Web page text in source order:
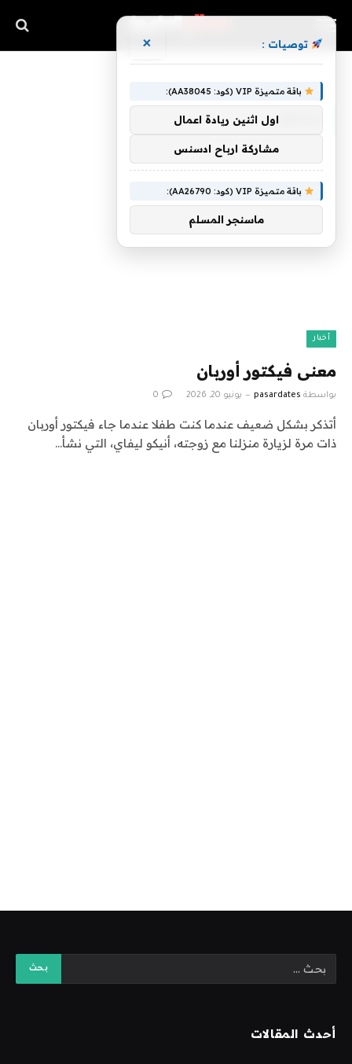
فيكتور
أخبار
معنى فيكتور أوربان
بواسطة pasardates يونيو 20, 2026 0
أتذكر بشكل ضعيف عندما كنت طفلا عندما جاء فيكتور أوربان
ذات مرة لزيارة منزلنا مع زوجته، أنيكو ليفاي، التي نشأ…
أحدث المقالات
توصيات : ×
باقة متميزة VIP (كود: AA38045):
اول اثنين ريادة اعمال
مشاركة ارباح ادسنس
باقة متميزة VIP (كود: AA26790):
ماسنجر المسلم